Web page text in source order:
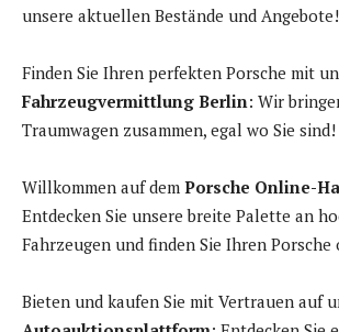
unsere aktuellen Bestände und Angebote!
Finden Sie Ihren perfekten Porsche mit
Fahrzeugvermittlung Berlin: Wir
Traumwagen zusammen, egal wo Sie sind!
Willkommen auf dem Porsche Online-
Entdecken Sie unsere breite Palette an
Fahrzeugen und finden Sie Ihren
Bieten und kaufen Sie mit Vertrauen auf